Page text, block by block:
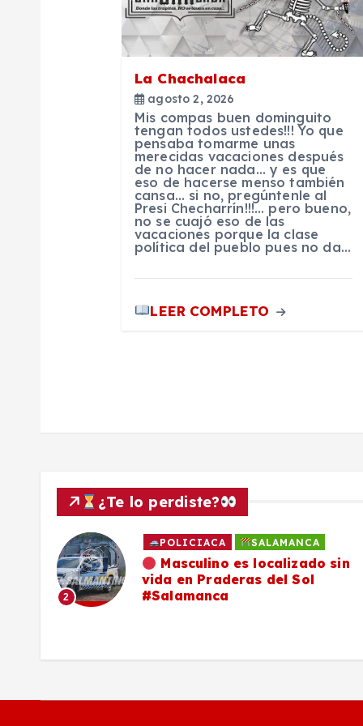
d
a
s
La Chachalaca
agosto 2, 2026
Mis compas buen dominguito
tengan todos ustedes!!! Yo que
pensaba tomarme unas
merecidas vacaciones después
de no hacer nada… y es que
eso de hacerse menso también
cansa… si no, pregúntenle al
Presi Checharrín!!!… pero bueno,
no se cuajó eso de las
vacaciones porque la clase
política del pueblo pues no da…
LEER COMPLETO
¿Te lo perdiste?
2
POLICIACA SALAMANCA
Masculino es localizado sin
vida en Praderas del Sol
#Salamanca